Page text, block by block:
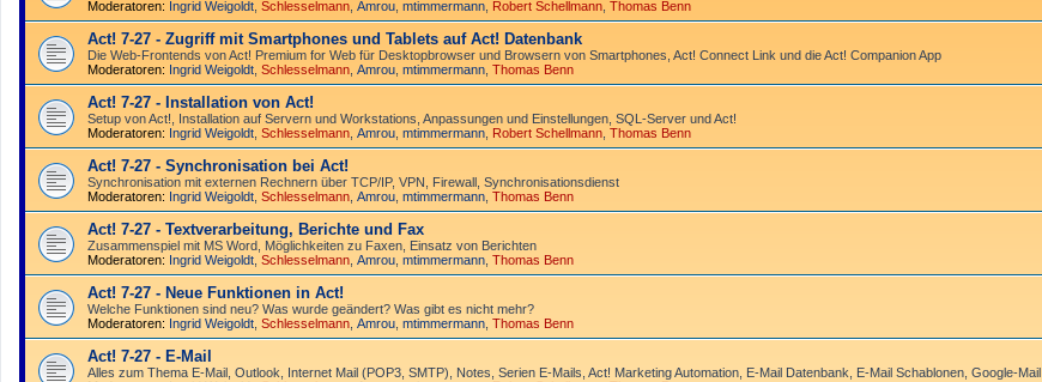
Moderatoren: Ingrid Weigoldt Schlesselmann Amrou mtimmermann Robert Schellmann Thomas Benn
Act! 7-27 - Zugriff mit Smart­phones und Tablets auf Act! Datenbank
Die Web-Frontends von Act! Premium for Web für Desktop­browser und Browsern von Smart­phones, Act! Connect Link und die Act! Companion App
Moderatoren: Ingrid Weigoldt Schlesselmann Amrou mtimmermann Thomas Benn
Act! 7-27 - Installation von Act!
Setup von Act!, Installation auf Servern und Workstations, Anpassungen und Einstellungen, SQL-Server und Act!
Moderatoren: Ingrid Weigoldt Schlesselmann Amrou mtimmermann Robert Schellmann Thomas Benn
Act! 7-27 - Synchronisation bei Act!
Synchro­nisation mit externen Rechnern über TCP/IP, VPN, Firewall, Synchroni­sations­dienst
Moderatoren: Ingrid Weigoldt Schlesselmann Amrou mtimmermann Thomas Benn
Act! 7-27 - Text­­ver­arbei­tung, Berichte und Fax
Zusammenspiel mit MS Word, Möglichkeiten zu Faxen, Einsatz von Berichten
Moderatoren: Ingrid Weigoldt Schlesselmann Amrou mtimmermann Thomas Benn
Act! 7-27 - Neue Funktionen in Act!
Welche Funktionen sind neu? Was wurde geändert? Was gibt es nicht mehr?
Moderatoren: Ingrid Weigoldt Schlesselmann Amrou mtimmermann Thomas Benn
Act! 7-27 - E-Mail
Alles zum Thema E-Mail, Outlook, Internet Mail (POP3, SMTP), Notes, Serien E-Mails, Act! Marketing Automation, E-Mail Datenbank, E-Mail Schablonen, Google-Mail